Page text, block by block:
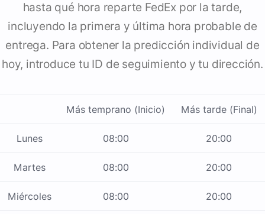
hasta qué hora reparte FedEx por la tarde,
incluyendo la primera y última hora probable de
entrega. Para obtener la predicción individual de
hoy, introduce tu ID de seguimiento y tu dirección.
Más temprano (Inicio) Más tarde (Final)
Lunes 08:00 20:00
Martes 08:00 20:00
Miércoles 08:00 20:00